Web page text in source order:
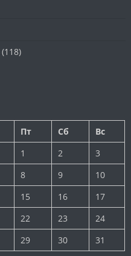
(118)
Пт Сб
Вс
1
2
3
8 9
10
15 16
17
22 23
24
29 30 31